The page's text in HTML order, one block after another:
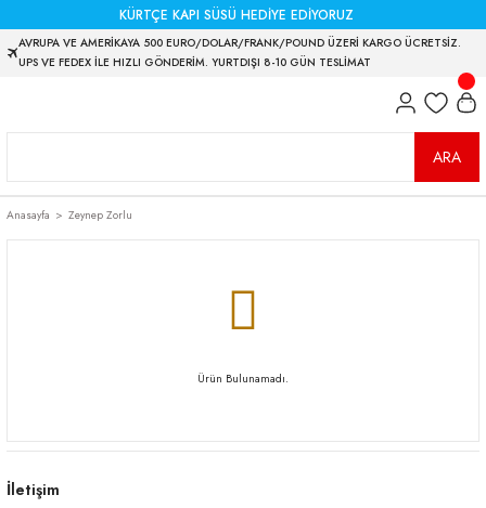
KÜRTÇE KAPI SÜSÜ HEDİYE EDİYORUZ
AVRUPA VE AMERİKAYA 500 EURO/DOLAR/FRANK/POUND ÜZERİ KARGO ÜCRETSİZ.
UPS VE FEDEX İLE HIZLI GÖNDERİM. YURTDIŞI 8-10 GÜN TESLİMAT
ARA
Anasayfa Zeynep Zorlu
Ürün Bulunamadı.
İletişim